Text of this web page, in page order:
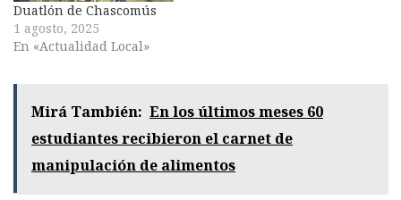
Duatlón de Chascomús
1 agosto, 2025
En «Actualidad Local»
Mirá También: En los últimos meses 60
estudiantes recibieron el carnet de
manipulación de alimentos